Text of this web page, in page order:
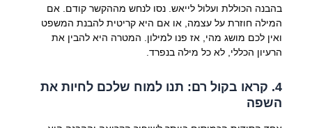
בהבנה הכוללת ועלול לייאש. נסו לנחש מההקשר קודם. אם
המילה חוזרת על עצמה, או אם היא קריטית להבנת המשפט
ואין לכם מושג מהי, אז פנו למילון. המטרה היא להבין את
הרעיון הכללי, לא כל מילה בנפרד.
4. קראו בקול רם: תנו למוח שלכם לחיות את
השפה